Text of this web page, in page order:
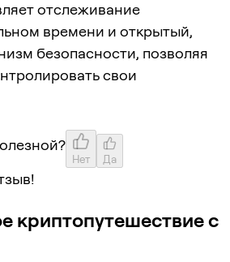
отслеживание
времени и открытый,
безопасности, позволяя
свои
Нет Да
криптопутешествие с